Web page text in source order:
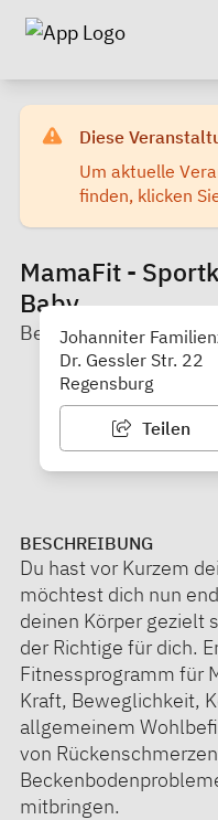
Diese
Um aktuelle
finden, klicken
MamaFit -
Baby
Bewegte Mamas
Johanniter
Dr. Gessler Str. 22
Regensburg
Teilen
BESCHREIBUNG
Du hast vor Kurzem
möchtest dich nun
deinen Körper gezielt
der Richtige für dich.
Fitnessprogramm für
Kraft, Beweglichkeit,
allgemeinem
von
mitbringen.